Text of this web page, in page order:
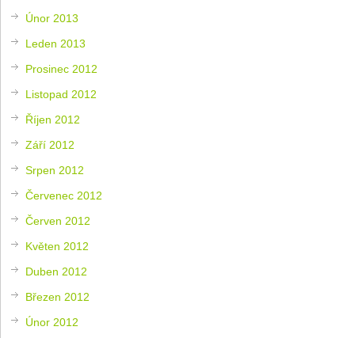
Únor 2013
Leden 2013
Prosinec 2012
Listopad 2012
Říjen 2012
Září 2012
Srpen 2012
Červenec 2012
Červen 2012
Květen 2012
Duben 2012
Březen 2012
Únor 2012